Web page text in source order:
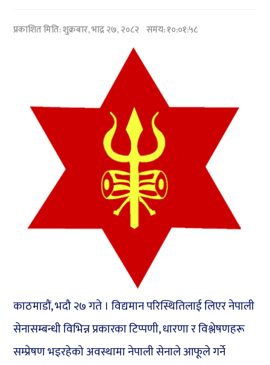
प्रकाशित मिति:शुक्रबार, भाद्र २७, २०८२ समय: १०:०१:५८
काठमाडौं, भदौ २७ गते । विद्यमान परिस्थितिलाई लिएर नेपाली
सेनासम्बन्धी विभिन्न प्रकारका टिप्पणी, धारणा र विश्लेषणहरू
सम्प्रेषण भइरहेको अवस्थामा नेपाली सेनाले आफूले गर्ने